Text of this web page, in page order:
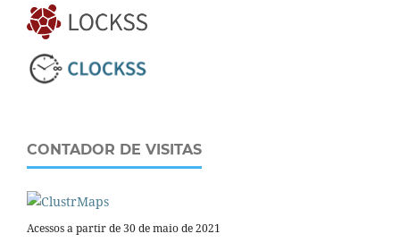
CONTADOR DE VISITAS
Acessos a partir de 30 de maio de 2021